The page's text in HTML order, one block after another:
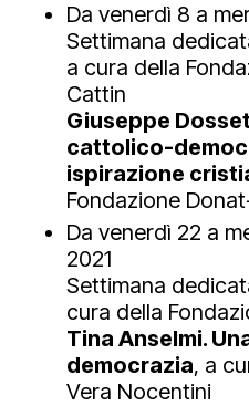
Da venerdì 8 a
Settimana
a cura della
Cattin
Giuseppe
cattolico-
ispirazione
Fondazione
Da venerdì 22 a
2021
Settimana
cura della
Tina Anselmi.
democrazia, a
Vera Nocentini